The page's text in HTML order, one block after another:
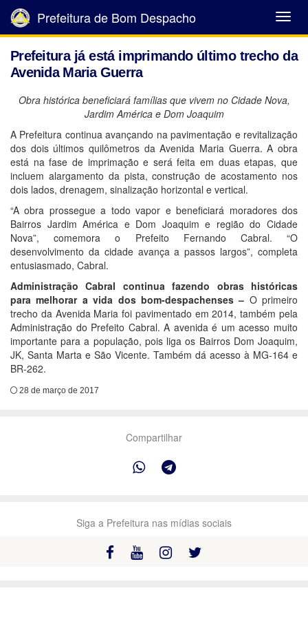
Abrir
Menu
Prefeitura de Bom Despacho
Prefeitura já está imprimando último trecho da
Avenida Maria Guerra
Obra histórica beneficiará famílias que vivem no Cidade Nova,
Jardim América e Dom Joaquim
A Prefeitura continua avançando na pavimentação e revitalização
dos dois últimos quilômetros da Avenida Maria Guerra. A obra
está na fase de imprimação e será feita em duas etapas, que
incluem alargamento da pista, construção de acostamento nos
dois lados, drenagem, sinalização horizontal e vertical.
“A obra prossegue a todo vapor e beneficiará moradores dos
Bairros Jardim América e Dom Joaquim e região do Cidade
Nova”, comemora o Prefeito Fernando Cabral. “O
desenvolvimento da cidade avança a passos largos”, completa
entusiasmado, Cabral.
Administração Cabral continua fazendo obras históricas
para melhorar a vida dos bom-despachenses – O primeiro
trecho da Avenida Maria foi pavimentado em 2014, também pela
Administração do Prefeito Cabral. A avenida é um acesso muito
importante para a população, pois liga os Bairros Dom Joaquim,
JK, Santa Marta e São Vicente. Também dá acesso à MG-164 e
BR-262.
28 de março de 2017
Compartilhar
Siga a Prefeitura nas mídias sociais